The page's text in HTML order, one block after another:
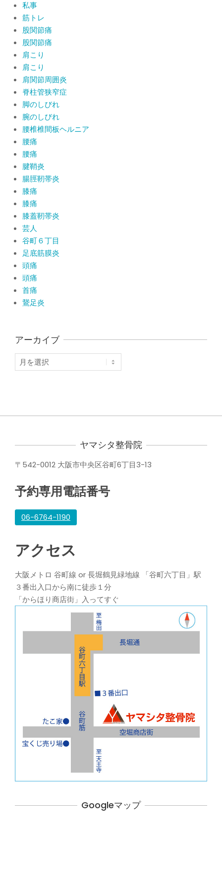
私事
筋トレ
股関節痛
股関節痛
肩こり
肩こり
肩関節周囲炎
脊柱管狭窄症
脚のしびれ
腕のしびれ
腰椎椎間板ヘルニア
腰痛
腰痛
腱鞘炎
腸脛靭帯炎
膝痛
膝痛
膝蓋靭帯炎
芸人
谷町６丁目
足底筋膜炎
頭痛
頭痛
首痛
鵞足炎
アーカイブ
ア
ー
ヤマシタ整骨院
〒542-0012 大阪市中央区谷町6丁目3-13
予約専用電話番号
06-6764-1190
アクセス
大阪メトロ 谷町線 or 長堀鶴見緑地線 「谷町六丁目」駅
３番出入口から南に徒歩１分
「からほり商店街」入ってすぐ
Googleマップ